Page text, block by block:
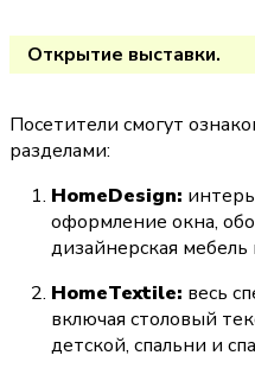
Открытие выставки.
Посетители смогут
разделами:
HomeDesign:
оформление окна,
дизайнерская мебель
HomeTextile: весь
включая столовый
детской, спальни и